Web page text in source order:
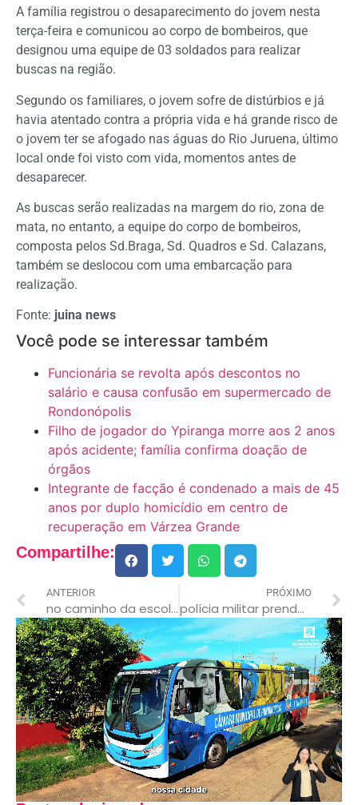
A família registrou o desaparecimento do jovem nesta
terça-feira e comunicou ao corpo de bombeiros, que
designou uma equipe de 03 soldados para realizar
buscas na região.
Segundo os familiares, o jovem sofre de distúrbios e já
havia atentado contra a própria vida e há grande risco de
o jovem ter se afogado nas águas do Rio Juruena, último
local onde foi visto com vida, momentos antes de
desaparecer.
As buscas serão realizadas na margem do rio, zona de
mata, no entanto, a equipe do corpo de bombeiros,
composta pelos Sd.Braga, Sd. Quadros e Sd. Calazans,
também se deslocou com uma embarcação para
realização.
Fonte: juina news
Você pode se interessar também
Funcionária se revolta após descontos no
salário e causa confusão em supermercado de
Rondonópolis
Filho de jogador do Ypiranga morre aos 2 anos
após acidente; família confirma doação de
órgãos
Integrante de facção é condenado a mais de 45
anos por duplo homicídio em centro de
recuperação em Várzea Grande
Compartilhe:
ANTERIOR
no caminho da escola, criança encontra jacaré e se assusta em mt
PRÓXIMO
polícia militar prende homem em flagrante por estupro tentado contra menor